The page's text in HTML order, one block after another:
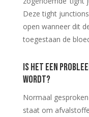
Deze tight
open wanneer dit
toegestaan de
Is het een
wordt?
Normaal
staat om